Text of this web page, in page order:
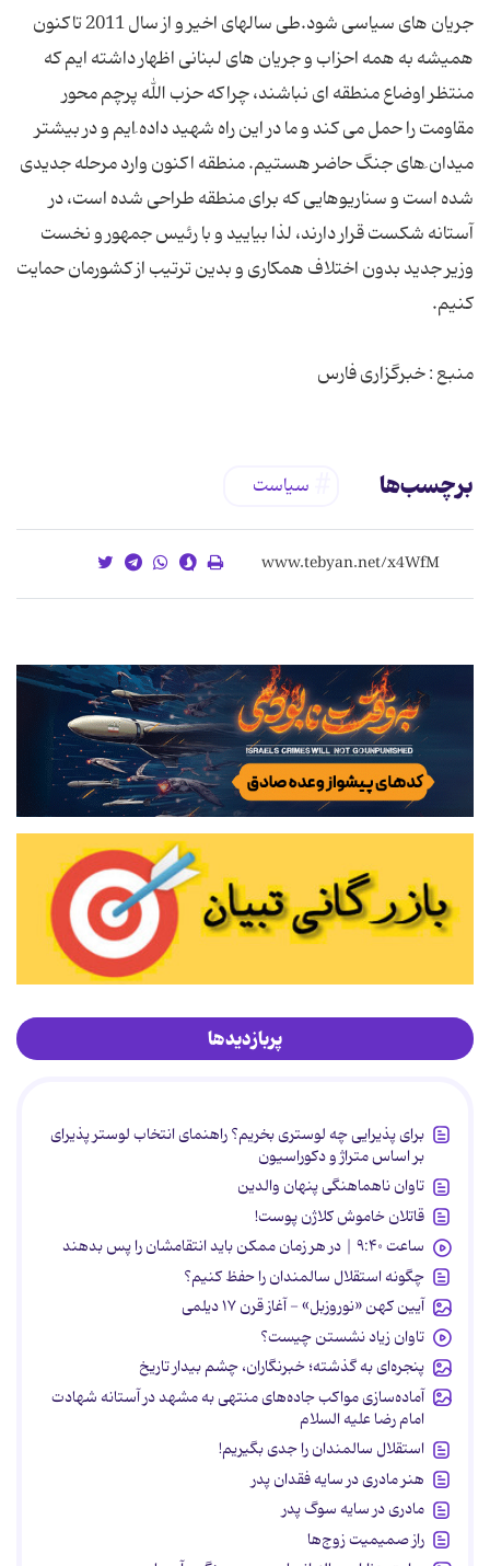
جریان های سیاسی شود.طی سالهای اخیر و از سال 2011 تاکنون
همیشه به همه احزاب و جریان های لبنانی اظهار داشته ایم که
منتظر اوضاع منطقه ای نباشند، چراکه حزب الله پرچم محور
مقاومت را حمل می کند و ما در این راه شهید داده َایم و در بیشتر
میدان َهای جنگ حاضر هستیم. منطقه اکنون وارد مرحله جدیدی
شده است و سناریوهایی که برای منطقه طراحی شده است، در
آستانه شکست قرار دارند، لذا بیایید و با رئیس جمهور و نخست
وزیر جدید بدون اختلاف همکاری و بدین ترتیب از کشورمان حمایت
منبع : خبرگزاری فارس
برچسب‌ها سیاست
پربازدیدها
برای پذیرایی چه لوستری بخریم؟ راهنمای انتخاب لوستر پذیرای
بر اساس متراژ و دکوراسیون
تاوان ناهماهنگی پنهان والدین
قاتلان خاموش کلاژن پوست!
ساعت ۹:۴۰ | در هر زمان ممکن باید انتقامشان را پس بدهند
چگونه استقلال سالمندان را حفظ کنیم؟
آیین کهن «نوروزبل» - آغاز قرن ۱۷ دیلمی
تاوان زیاد نشستن چیست؟
پنجره‌ای به گذشته؛ خبرنگاران، چشم بیدار تاریخ
آماده‌سازی مواکب جاده‌های منتهی به مشهد در آستانه شهادت
امام رضا علیه السلام
استقلال سالمندان را جدی بگیریم!
هنر مادری در سایه‌ فقدان پدر
مادری در سایه سوگ پدر
راز صمیمیت زوج‌ها